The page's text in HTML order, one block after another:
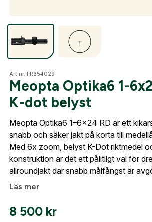
Optik
Mer
Kontakta oss
Art nr. FR354029
Meopta Optika6 1-
K-dot belyst
Meopta Optika6 1–6x24 RD är ett
snabb och säker jakt på korta till
Med 6x zoom, belyst K-Dot riktmedel
konstruktion är det ett pålitligt val för
allroundjakt där snabb målfångst är
Läs mer
8 500 kr
Logga in
Logga in för att handla med dina
fakturabetalning och tillgång till
När du är inloggad hanteras
automatiskt enligt dina inställningar.
E-postadress:
Skapa konto
Fyll i dina företags- eller
formuläret så återkommer vi till dig
frågorna gällande Mitt konto.
Företag- eller Föreningsnamn:
Org. nummer
Gatuadress: